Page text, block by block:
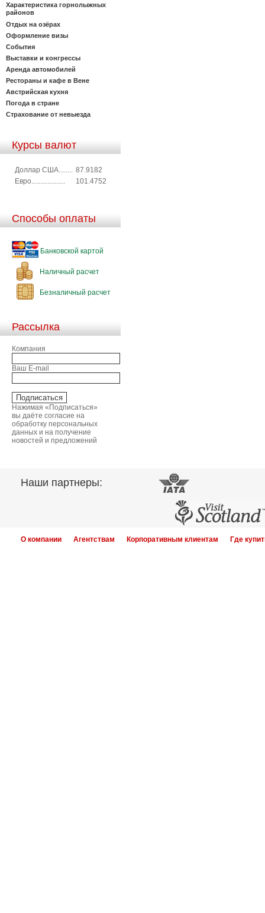
Характеристика горнолыжных
районов
Отдых на озёрах
Оформление визы
События
Выставки и конгрессы
Аренда автомобилей
Рестораны и кафе в Вене
Австрийская кухня
Погода в стране
Страхование от невыезда
Курсы валют
Доллар США........ 87.9182
Евро...................
101.4752
Способы оплаты
Банковской картой
Наличный расчет
Безналичный расчет
Рассылка
Компания
Ваш E-mail
Нажимая «Подписаться»
вы даёте согласие на
обработку персональных
данных и на получение
новостей и предложений
Наши партнеры:
О компании Агентствам Корпоративным клиентам Где